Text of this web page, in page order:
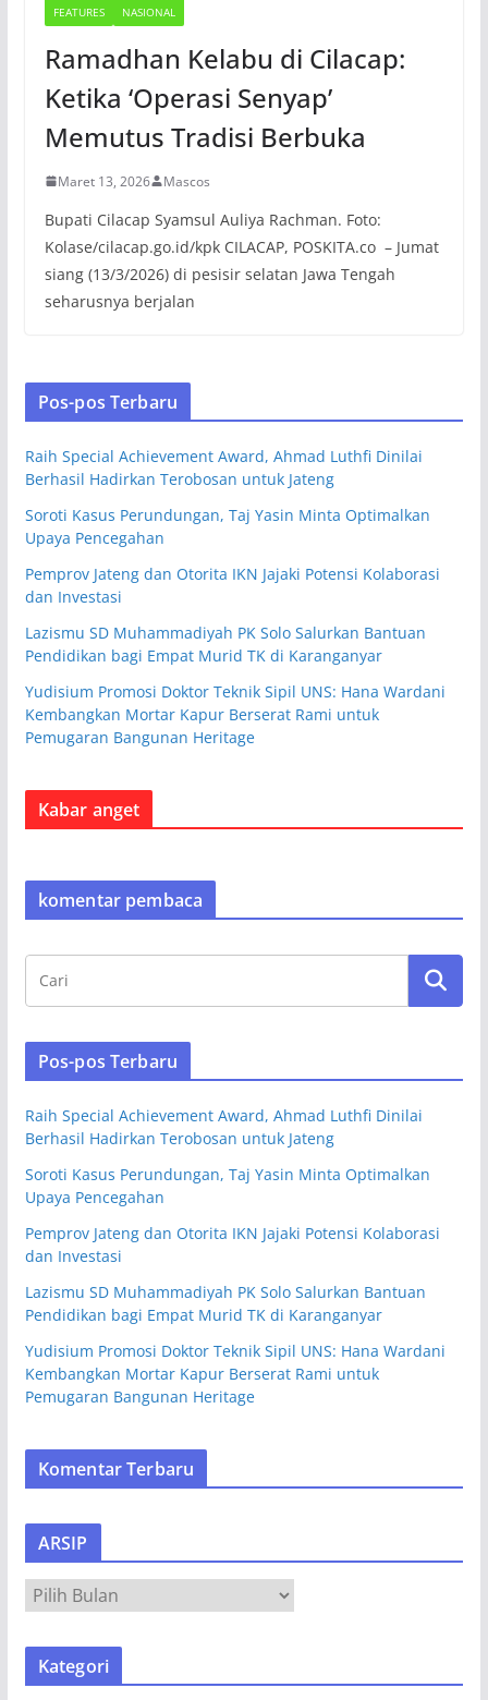
FEATURES NASIONAL
Ramadhan Kelabu di Cilacap:
Ketika ‘Operasi Senyap’
Memutus Tradisi Berbuka
Maret 13, 2026 Mascos
Bupati Cilacap Syamsul Auliya Rachman. Foto:
Kolase/cilacap.go.id/kpk CILACAP, POSKITA.co – Jumat
siang (13/3/2026) di pesisir selatan Jawa Tengah
seharusnya berjalan
Pos-pos Terbaru
Raih Special Achievement Award, Ahmad Luthfi Dinilai
Berhasil Hadirkan Terobosan untuk Jateng
Soroti Kasus Perundungan, Taj Yasin Minta Optimalkan
Upaya Pencegahan
Pemprov Jateng dan Otorita IKN Jajaki Potensi Kolaborasi
dan Investasi
Lazismu SD Muhammadiyah PK Solo Salurkan Bantuan
Pendidikan bagi Empat Murid TK di Karanganyar
Yudisium Promosi Doktor Teknik Sipil UNS: Hana Wardani
Kembangkan Mortar Kapur Berserat Rami untuk
Pemugaran Bangunan Heritage
Kabar anget
komentar pembaca
Pos-pos Terbaru
Raih Special Achievement Award, Ahmad Luthfi Dinilai
Berhasil Hadirkan Terobosan untuk Jateng
Soroti Kasus Perundungan, Taj Yasin Minta Optimalkan
Upaya Pencegahan
Pemprov Jateng dan Otorita IKN Jajaki Potensi Kolaborasi
dan Investasi
Lazismu SD Muhammadiyah PK Solo Salurkan Bantuan
Pendidikan bagi Empat Murid TK di Karanganyar
Yudisium Promosi Doktor Teknik Sipil UNS: Hana Wardani
Kembangkan Mortar Kapur Berserat Rami untuk
Pemugaran Bangunan Heritage
Komentar Terbaru
ARSIP
R
S
Kategori